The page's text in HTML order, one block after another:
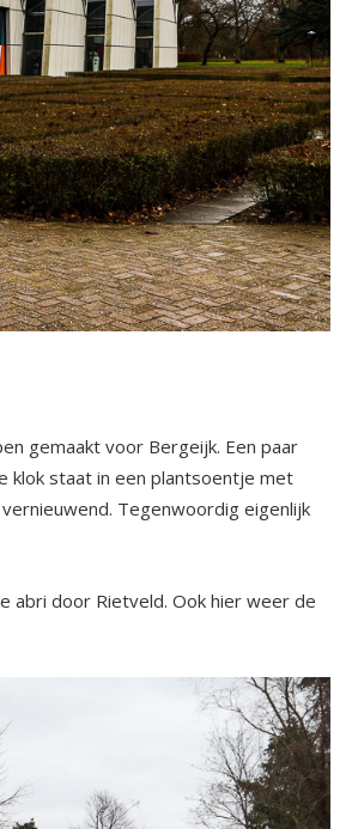
gemaakt voor Bergeijk. Een paar
klok staat in een plantsoentje met
Tegenwoordig eigenlijk
abri door Rietveld. Ook hier weer de